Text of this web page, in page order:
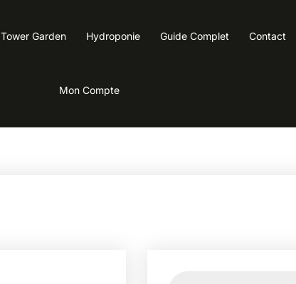
Tower Garden Hydroponie Guide Complet Contact
Mon Compte